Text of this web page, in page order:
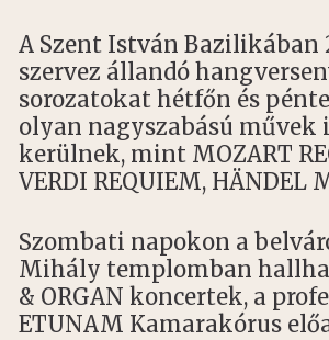
A Szent István Bazilikában
szervez állandó
sorozatokat hétfőn és
olyan nagyszabású művek
kerülnek, mint MOZART
VERDI REQUIEM, HÄNDEL
Szombati napokon a
Mihály templomban
& ORGAN koncertek, a
ETUNAM Kamarakórus